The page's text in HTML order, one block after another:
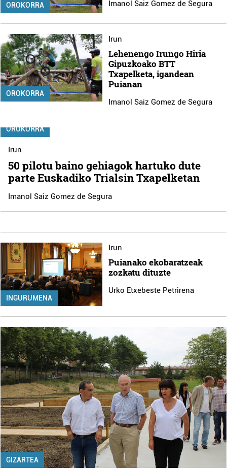
OROKORRA Imanol Saiz Gomez de Segura
OROKORRA
Irun
Lehenengo Irungo Hiria
Gipuzkoako BTT
Txapelketa, igandean
Puianan
Imanol Saiz Gomez de Segura
OROKORRA
Irun
50 pilotu baino gehiagok hartuko dute
parte Euskadiko Trialsin Txapelketan
Imanol Saiz Gomez de Segura
INGURUMENA
Irun
Puianako ekobaratzeak
zozkatu dituzte
Urko Etxebeste Petrirena
GIZARTEA